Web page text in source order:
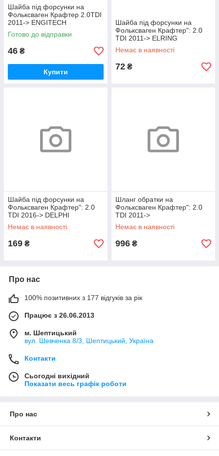
Шайба під форсунки на
Фольксваген Крафтер 2.0TDI
2011-> ENGITECH
ENT2500871
Готово до відправки
46 ₴
Купити
Шайба під форсунки на
Фольксваген Крафтер": 2.0
TDI 2011-> ELRING
(Німеччина)173190
Немає в наявності
72 ₴
Шайба під форсунки на
Фольксваген Крафтер": 2.0
TDI 2016-> DELPHI
(США)9001850R
Немає в наявності
169 ₴
Шланг обратки на
Фольксваген Крафтер": 2.0
TDI 2011->
AUTOTECHTEILE(Німеччина)
3130023
Немає в наявності
996 ₴
Про нас
100% позитивних з 177 відгуків за рік
Працює з 26.06.2013
м. Шептицький
вул. Шевченка 8/3, Шептицький, Україна
Контакти
Сьогодні вихідний
Показати весь графік роботи
Про нас
Контакти